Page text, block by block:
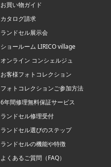
お買い物ガイド
カタログ請求
ランドセル展示会
ショールーム LIRICO village
オンライン コンシェルジュ
お客様フォトコレクション
フォトコレクションご参加方法
6年間修理無料保証サービス
ランドセル修理受付
ランドセル選びのステップ
ランドセルの機能や特徴
よくあるご質問（FAQ）